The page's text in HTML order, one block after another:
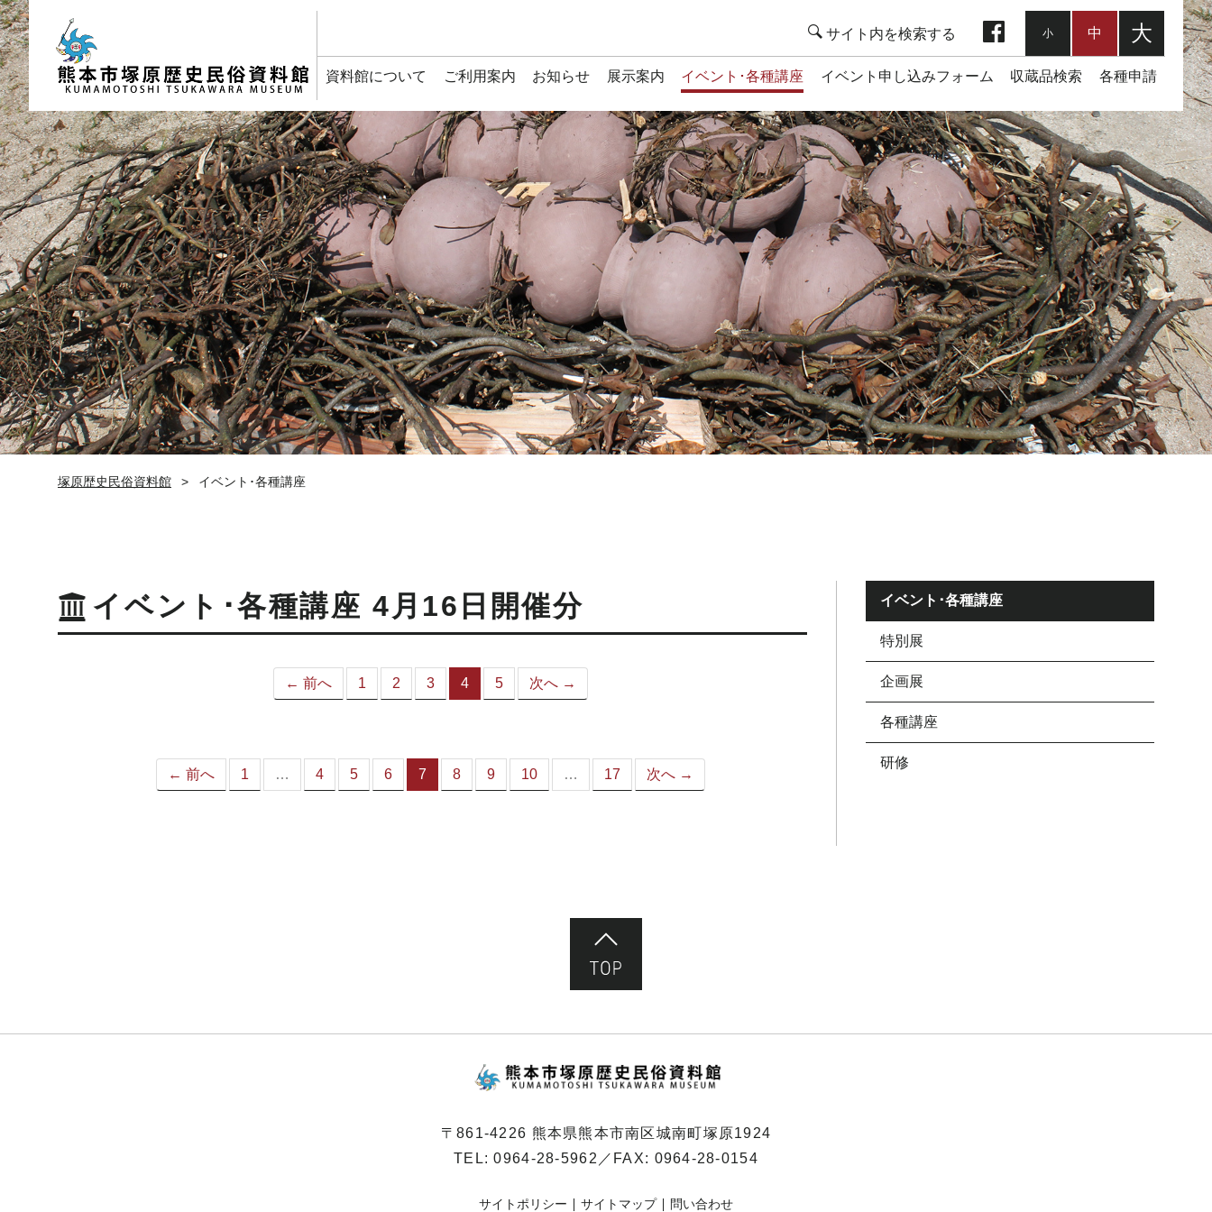
資料館について ご利用案内 お知らせ 展示案内 イベント･各種講座 イベント申し込みフォーム 収蔵品検索 各種申請
小 中 大
塚原歴史民俗資料館 イベント･各種講座
イベント･各種講座 4月16日開催分
← 前へ 1 2 3 4
（こ
ジ）
5 次へ →
← 前へ 1 … 4 5 6 7
（こ
8 9 10 … 17 次へ →
イベント･各種講座
特別展
企画展
各種講座
研修
〒861-4226 熊本県熊本市南区城南町塚原1924
TEL:0964-28-5962 ／FAX: 0964-28-0154
サイトポリシー サイトマップ 問い合わせ